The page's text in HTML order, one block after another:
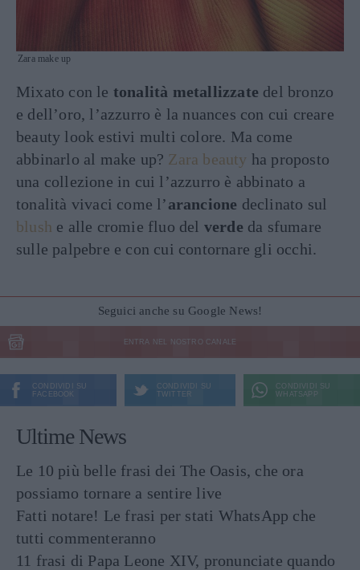
Zara make up
Mixato con le tonalità metallizzate del bronzo
e dell’oro, l’azzurro è la nuances con cui creare
beauty look estivi multi colore. Ma come
abbinarlo al make up? Zara beauty ha proposto
una collezione in cui l’azzurro è abbinato a
tonalità vivaci come l’arancione declinato sul
blush e alle cromie fluo del verde da sfumare
sulle palpebre e con cui contornare gli occhi.
Seguici anche su Google News!
ENTRA NEL NOSTRO CANALE
CONDIVIDI SU
FACEBOOK
CONDIVIDI SU
TWITTER
CONDIVIDI SU
WHATSAPP
Ultime News
Le 10 più belle frasi dei The Oasis, che ora
possiamo tornare a sentire live
Fatti notare! Le frasi per stati WhatsApp che
tutti commenteranno
11 frasi di Papa Leone XIV, pronunciate quando